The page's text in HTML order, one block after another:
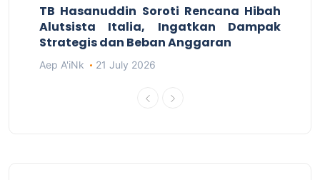
TB Hasanuddin Soroti Rencana Hibah
Alutsista Italia, Ingatkan Dampak
Strategis dan Beban Anggaran
Aep A'iNk 21 July 2026